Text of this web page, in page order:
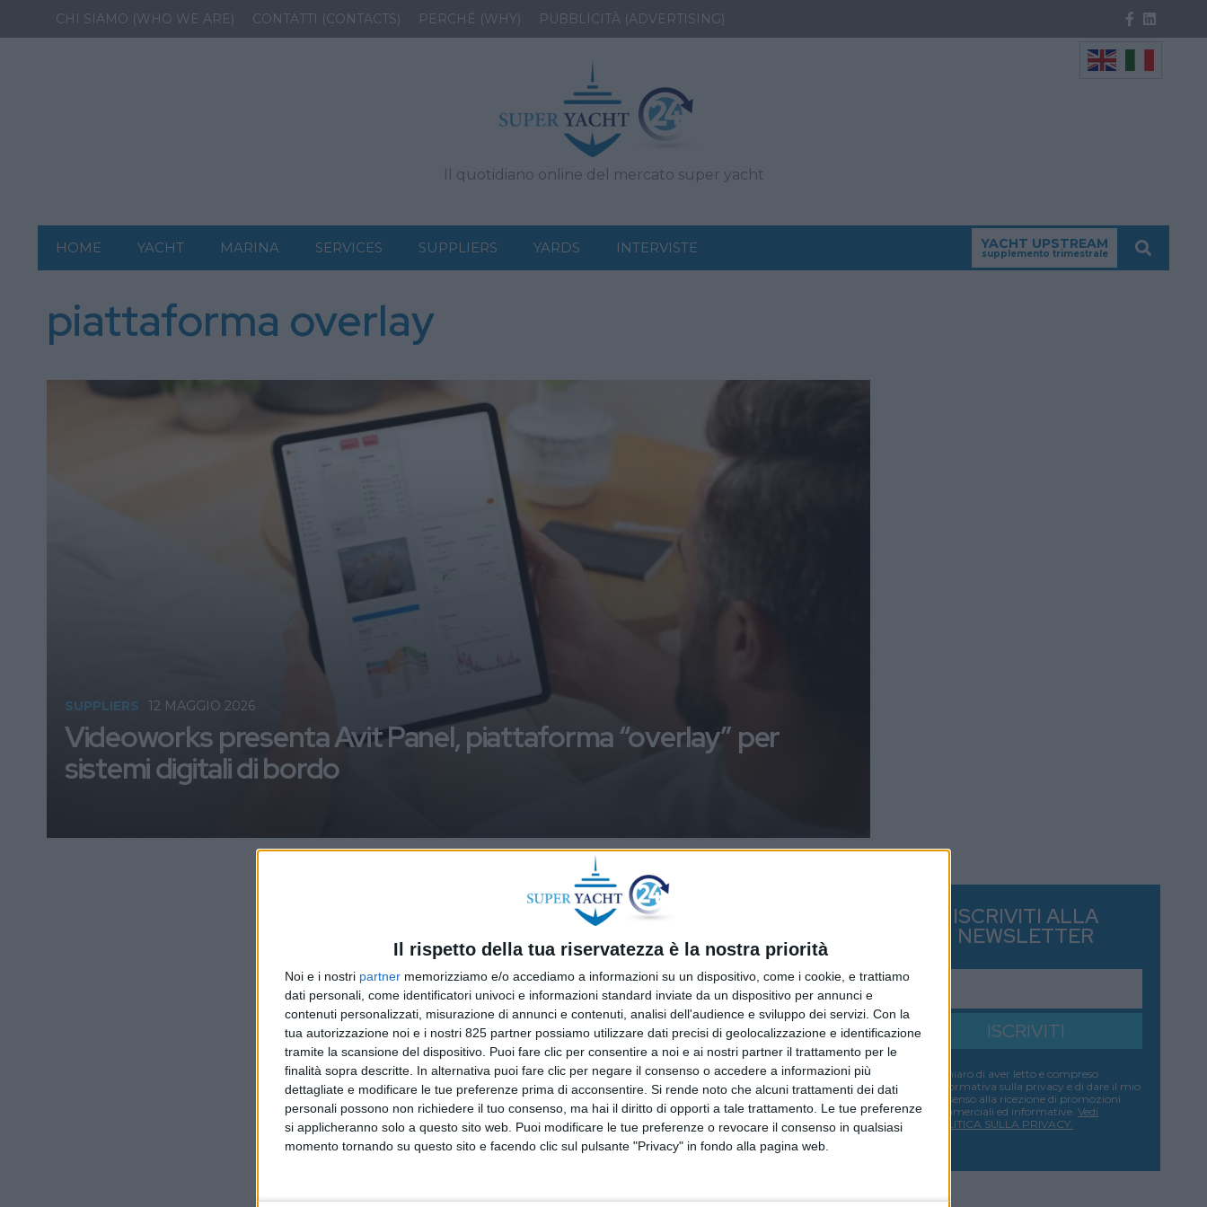
Il rispetto della tua riservatezza è la nostra priorità
Noi e i nostri partner memorizziamo e/o accediamo a informazioni su un dispositivo, come i cookie, e trattiamo
dati personali, come identificatori univoci e informazioni standard inviate da un dispositivo per annunci e
contenuti personalizzati, misurazione di annunci e contenuti, analisi dell'audience e sviluppo dei servizi. Con la
tua autorizzazione noi e i nostri 825 partner possiamo utilizzare dati precisi di geolocalizzazione e identificazione
tramite la scansione del dispositivo. Puoi fare clic per consentire a noi e ai nostri partner il trattamento per le
finalità sopra descritte. In alternativa puoi fare clic per negare il consenso o accedere a informazioni più
dettagliate e modificare le tue preferenze prima di acconsentire. Si rende noto che alcuni trattamenti dei dati
personali possono non richiedere il tuo consenso, ma hai il diritto di opporti a tale trattamento. Le tue preferenze
si applicheranno solo a questo sito web. Puoi modificare le tue preferenze o revocare il consenso in qualsiasi
momento tornando su questo sito e facendo clic sul pulsante "Privacy" in fondo alla pagina web.
CHI SIAMO (WHO WE ARE) CONTATTI (CONTACTS) PERCHÉ (WHY) PUBBLICITÀ (ADVERTISING)
Il quotidiano online del mercato super yacht
HOME YACHT MARINA SERVICES SUPPLIERS YARDS INTERVISTE YACHT UPSTREAM
supplemento trimestrale
piattaforma overlay
Videoworks presenta Avit Panel, piattaforma “overlay” per
sistemi digitali di bordo
SUPPLIERS 12 MAGGIO 2026
ISCRIVITI ALLA
NEWSLETTER
ISCRIVITI
Dichiaro di aver letto e compreso
l'informativa sulla privacy e di dare il mio
consenso alla ricezione di promozioni
commerciali ed informative. Vedi
POLITICA SULLA PRIVACY.